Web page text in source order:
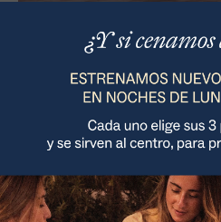
Para picar Bebidas/Cafés
Refrescos, cervezas
Un nuevo Saona llega a una de
jóvenes de la ciudad, la avenida